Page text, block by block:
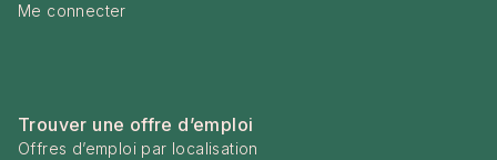
Me connecter
Trouver une offre d’emploi
Offres d’emploi par localisation